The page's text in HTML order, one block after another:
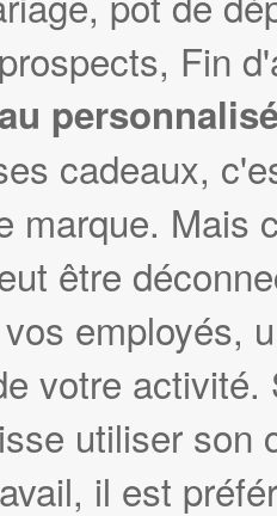
Fin
cadeaux,
marque. Mais
être
employés,
votre
utiliser son
il est